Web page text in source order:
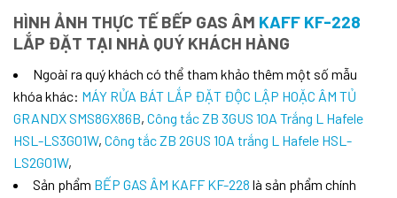
HÌNH ẢNH THỰC TẾ BẾP GAS ÂM KAFF KF-228
LẮP ĐẶT TẠI NHÀ QUÝ KHÁCH HÀNG
Ngoài ra quý khách có thể tham khảo thêm một số mẫu
khóa khác: MÁY RỬA BÁT LẮP ĐẶT ĐỘC LẬP HOẶC ÂM TỦ
GRANDX SMS8GX86B, Công tắc ZB 3GUS 10A Trắng L Hafele
HSL-LS3G01W, Công tắc ZB 2GUS 10A trắng L Hafele HSL-
LS2G01W,
Sản phẩm BẾP GAS ÂM KAFF KF-228 là sản phẩm chính